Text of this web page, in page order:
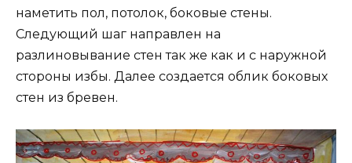
наметить пол, потолок, боковые стены.
Следующий шаг направлен на
разлиновывание стен так же как и с наружной
стороны избы. Далее создается облик боковых
стен из бревен.